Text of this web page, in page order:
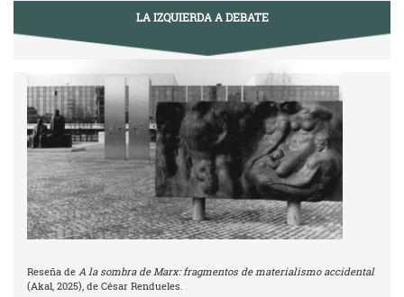
LA IZQUIERDA A DEBATE
Reseña de A la sombra de Marx: fragmentos de materialismo accidental
(Akal, 2025), de César Rendueles.